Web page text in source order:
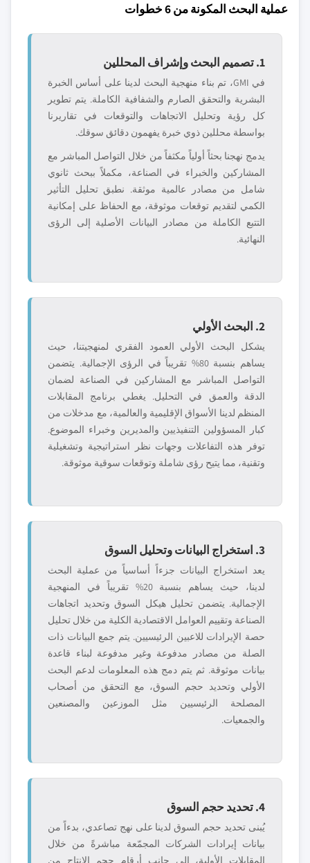
عملية البحث المكونة من 6 خطوات
1. تصميم البحث وإشراف المحللين
في GMI، تم بناء منهجية البحث لدينا على أساس الخبرة
البشرية والتحقق الصارم والشفافية الكاملة. يتم تطوير
كل رؤية وتحليل الاتجاهات والتوقعات في تقاريرنا
بواسطة محللين ذوي خبرة يفهمون دقائق سوقك.
يدمج نهجنا بحثاً أولياً مكثفاً من خلال التواصل المباشر مع
المشاركين والخبراء في الصناعة، مكملاً ببحث ثانوي
شامل من مصادر عالمية موثقة. نطبق تحليل التأثير
الكمي لتقديم توقعات موثوقة، مع الحفاظ على إمكانية
التتبع الكاملة من مصادر البيانات الأصلية إلى الرؤى
النهائية.
2. البحث الأولي
يشكل البحث الأولي العمود الفقري لمنهجيتنا، حيث
يساهم بنسبة 80% تقريباً في الرؤى الإجمالية. يتضمن
التواصل المباشر مع المشاركين في الصناعة لضمان
الدقة والعمق في التحليل. يغطي برنامج المقابلات
المنظم لدينا الأسواق الإقليمية والعالمية، مع مدخلات من
كبار المسؤولين التنفيذيين والمديرين وخبراء الموضوع.
توفر هذه التفاعلات وجهات نظر استراتيجية وتشغيلية
وتقنية، مما يتيح رؤى شاملة وتوقعات سوقية موثوقة.
3. استخراج البيانات وتحليل السوق
يعد استخراج البيانات جزءاً أساسياً من عملية البحث
لدينا، حيث يساهم بنسبة 20% تقريباً في المنهجية
الإجمالية. يتضمن تحليل هيكل السوق وتحديد اتجاهات
الصناعة وتقييم العوامل الاقتصادية الكلية من خلال تحليل
حصة الإيرادات للاعبين الرئيسيين. يتم جمع البيانات ذات
الصلة من مصادر مدفوعة وغير مدفوعة لبناء قاعدة
بيانات موثوقة. ثم يتم دمج هذه المعلومات لدعم البحث
الأولي وتحديد حجم السوق، مع التحقق من أصحاب
المصلحة الرئيسيين مثل الموزعين والمصنعين
والجمعيات.
4. تحديد حجم السوق
يُبنى تحديد حجم السوق لدينا على نهج تصاعدي، بدءاً من
بيانات إيرادات الشركات المجمّعة مباشرةً من خلال
المقابلات الأولية، إلى جانب أرقام حجم الإنتاج من